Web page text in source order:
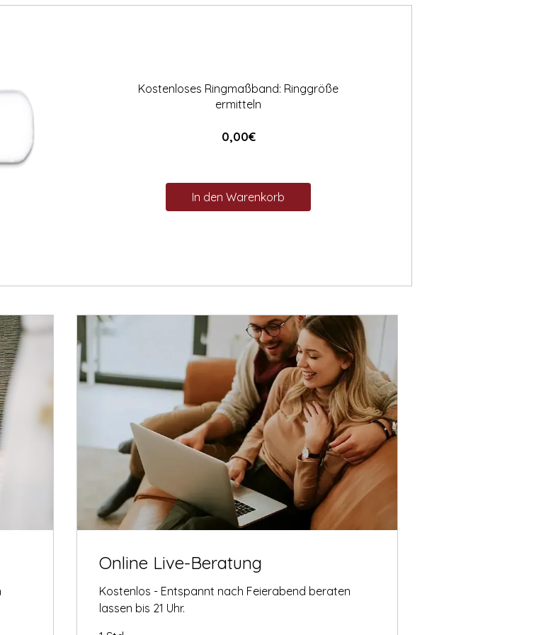
Kostenloses Ringmaßband: Ringgröße
ermitteln
0,00€Preis
In den Warenkorb
Online Live-Beratung
Kostenlos - Entspannt nach Feierabend beraten
lassen bis 21 Uhr.